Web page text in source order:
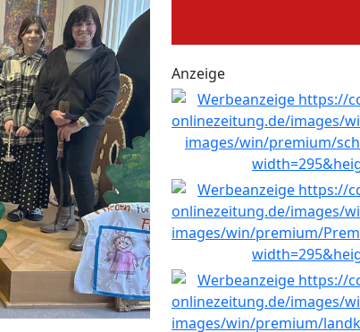
Anzeige